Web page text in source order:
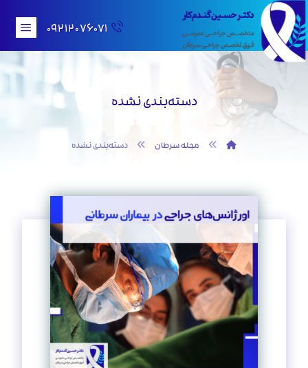
۰۹۲۱۲۰۷۶۰۷۱
دسته‌بندی نشده
مجله سرطان دسته‌بندی نشده